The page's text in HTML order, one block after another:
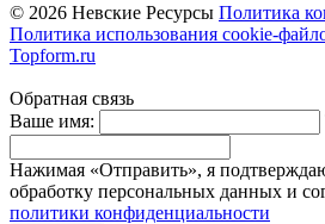
© 2026 Невские Ресурсы Политика
Политика использования cookie-
Topform.ru
Обратная связь
Ваше имя:
Нажимая «Отправить», я
обработку персональных данных и
политики конфиденциальности